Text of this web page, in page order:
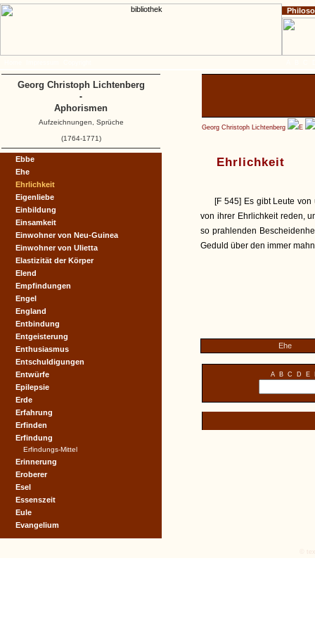
Georg Christoph Lichtenberg E
Ehrlichkeit
[F 545] Es gibt Leute
von ihrer Ehrlichkeit reden,
so prahlenden
Geduld über den immer
Ehe
A B C D E
Ebbe
Ehe
Ehrlichkeit
Eigenliebe
Einbildung
Einsamkeit
Einwohner von Neu-Guinea
Einwohner von Ulietta
Elastizität der Körper
Elend
Empfindungen
Engel
England
Entbindung
Entgeisterung
Enthusiasmus
Entschuldigungen
Entwürfe
Epilepsie
Erde
Erfahrung
Erfinden
Erfindung
Erfindungs-Mittel
Erinnerung
Eroberer
Esel
Essenszeit
Eule
Evangelium
Georg Christoph Lichtenberg
-
Aphorismen
Aufzeichnungen, Sprüche
(1764-1771)